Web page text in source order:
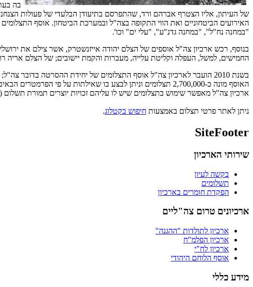
בה
של העיתון, אליו הצטרף אברהם ורד, שהתפרסם בתיעודן הבלעדי של פעולות
האירועים הביטחוניים ואת הווי התקופה בצה"ל ובמערכת הביטחון. אוסף
"במחנה נח"ל", "במחנה גדנ"ע", "עלי ים" וכו'.
החמישים, למשל, העפלה וקליטת עלייה, מעברות והקמת יישובים; של הצלם אריה
בשנת 2010 הועבר לארכיון צה"ל אוסף התצלומים של יחידת ההסרטה בדובר צה"ל; אוסף שהעשיר את מאגר התצלומים באופן ניכר.
האוסף מונה כ-2,700,000 תצלומים וניתן לבצע בו שאילתות על פי הפרמטרים הבאים: נושאים, אישים, מקומות, תאריכים, צלמים ועוד.
ארכיון צה"ל מאפשר שימוש בתצלומים שיש לו עליהם זכויות יוצרים תמורת תשלום (
ניתן לאתר פרטי תצלום באמצעות חיפוש בקטלוג​.
SiteFooter
שירותי הארכיון
בקשה לעיון
תשלומים
הפקדת חומרים בארכיון
ארכיונים טרום צה"ליים
ארכיון לתולדות "ההגנה"
ארכיון הפלמ"ח
ארכיון לח"י
אוסף הלוחם היהודי
מידע כללי